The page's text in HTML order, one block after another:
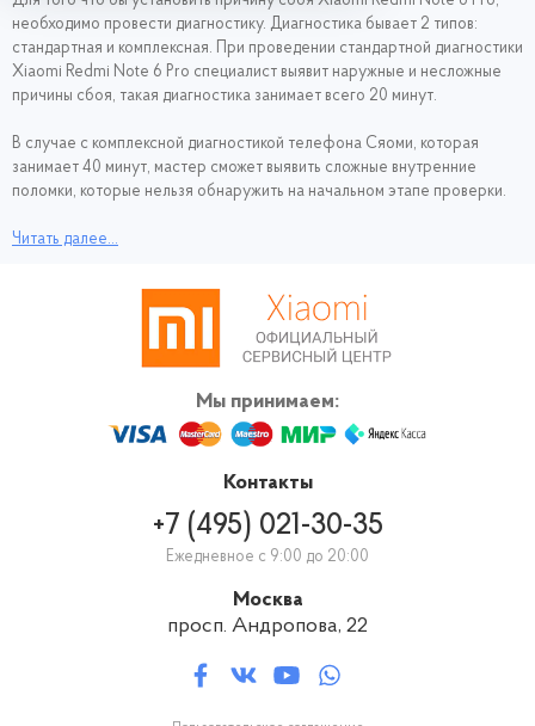
необходимо провести диагностику. Диагностика бывает 2 типов:
стандартная и комплексная. При проведении стандартной диагностики
Xiaomi Redmi Note 6 Pro специалист выявит наружные и несложные
причины сбоя, такая диагностика занимает всего 20 минут.
В случае с комплексной диагностикой телефона Сяоми, которая
занимает 40 минут, мастер сможет выявить сложные внутренние
поломки, которые нельзя обнаружить на начальном этапе проверки.
Диагностика для наших клиентов совершенно бесплатная и проходит
Note 6 Pro к нам, специалист проводит диагностику, устанавливает
причину сбоя, и оглашает цену и вид ремонтных работ.
Читать далее...
Мы принимаем:
Контакты
+7 (495) 021-30-35
Ежедневное с 9:00 до 20:00
Москва
просп. Андропова, 22